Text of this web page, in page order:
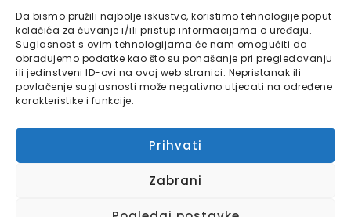
Da bismo pružili najbolje iskustvo, koristimo tehnologije poput
kolačića za čuvanje i/ili pristup informacijama o uređaju.
Suglasnost s ovim tehnologijama će nam omogućiti da
obrađujemo podatke kao što su ponašanje pri pregledavanju
ili jedinstveni ID-ovi na ovoj web stranici. Nepristanak ili
povlačenje suglasnosti može negativno utjecati na određene
karakteristike i funkcije.
Prihvati
Zabrani
Bajtbox
Linkovi
Kontaktirajte nas
Impressum
Bajtbox koristi
usluge.